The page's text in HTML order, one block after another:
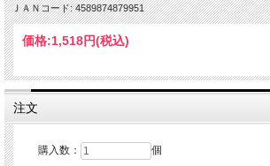
ＪＡＮコード: 4589874879951
価格:1,518円(税込)
注文
購入数： 個